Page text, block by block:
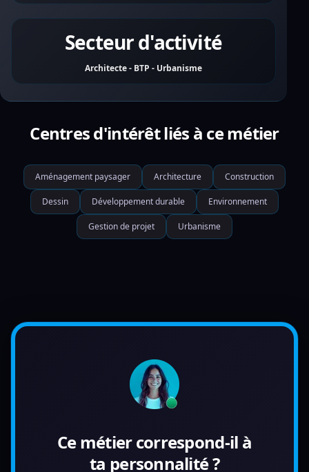
Secteur d'activité
Architecte - BTP - Urbanisme
Centres d'intérêt liés à ce métier
Aménagement paysager Architecture Construction
Dessin Développement durable Environnement
Gestion de projet Urbanisme
Ce métier correspond-il à
ta personnalité ?